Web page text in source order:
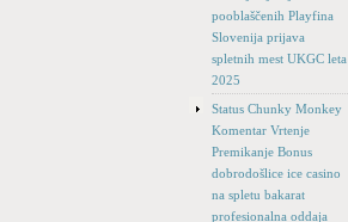
pooblaščenih Playfina
Slovenija prijava
spletnih mest UKGC leta
2025
Status Chunky Monkey
Komentar Vrtenje
Premikanje Bonus
dobrodošlice ice casino
na spletu bakarat
profesionalna oddaja